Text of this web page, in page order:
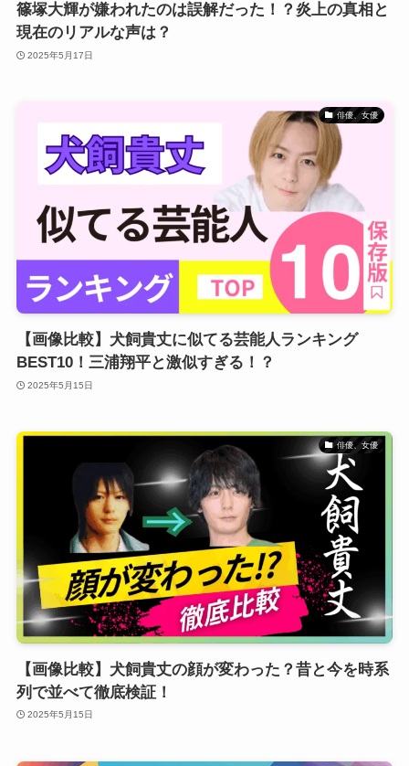
篠塚大輝が嫌われたのは誤解だった！？炎上の真相と
現在のリアルな声は？
2025年5月17日
俳優、女優
【画像比較】犬飼貴丈に似てる芸能人ランキング
BEST10！三浦翔平と激似すぎる！？
2025年5月15日
俳優、女優
【画像比較】犬飼貴丈の顔が変わった？昔と今を時系
列で並べて徹底検証！
2025年5月15日